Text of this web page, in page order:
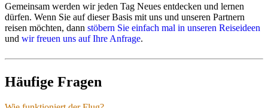
Gemeinsam werden wir jeden Tag Neues entdecken und lernen
dürfen. Wenn Sie auf dieser Basis mit uns und unseren Partnern
reisen möchten, dann stöbern Sie einfach mal in unseren Reiseideen
und wir freuen uns auf Ihre Anfrage.
Häufige Fragen